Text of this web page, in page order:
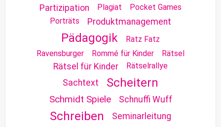
Partizipation Plagiat
Pocket Games
Porträts
Produktmanagement
Pädagogik
Ratz Fatz
Ravensburger
Rommé für Kinder Rätsel
Rätsel für Kinder Rätselrallye
Sachtext Scheitern
Schmidt Spiele Schnuffi Wuff
Schreiben
Seminarleitung